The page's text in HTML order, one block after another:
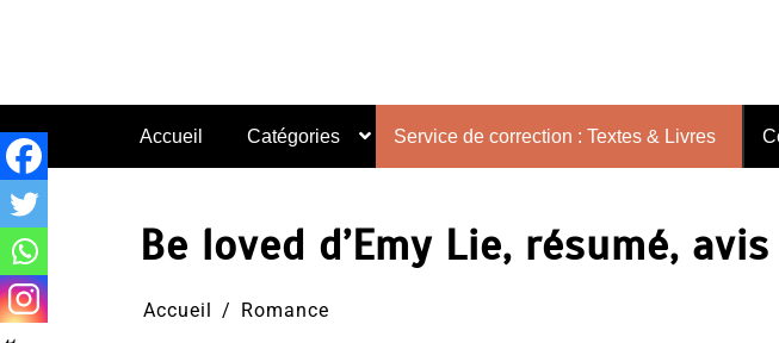
Accueil Catégories Service de correction : Textes & Livres
Be loved d’Emy Lie, résumé,
Accueil Romance